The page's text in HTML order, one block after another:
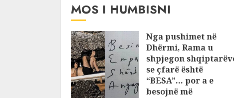
MOS I HUMBISNI
Nga pushimet në
Dhërmi, Rama u
shpjegon
se çfarë është
“BESA”… por a e
besojnë më